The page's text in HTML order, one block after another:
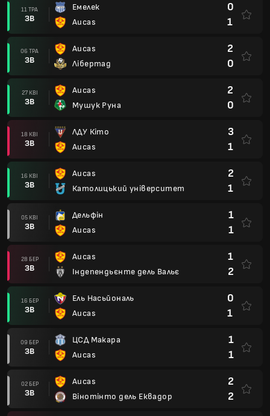
11 ТРА
ЗВ
Емелек
Aucas
0
1
06 ТРА
ЗВ
Aucas
Лібертад
2
0
27 КВІ
ЗВ
Aucas
Мушук Руна
2
0
18 КВІ
ЗВ
ЛДУ Кіто
Aucas
3
1
16 КВІ
ЗВ
Aucas
Католицький університет
2
1
05 КВІ
ЗВ
Дельфін
Aucas
1
1
28 БЕР
ЗВ
Aucas
Індепендьєнте дель Вальє
1
2
16 БЕР
ЗВ
Ель Насьйональ
Aucas
0
1
09 БЕР
ЗВ
ЦСД Макара
Aucas
1
1
02 БЕР
ЗВ
Aucas
Вінотінто дель Еквадор
2
2